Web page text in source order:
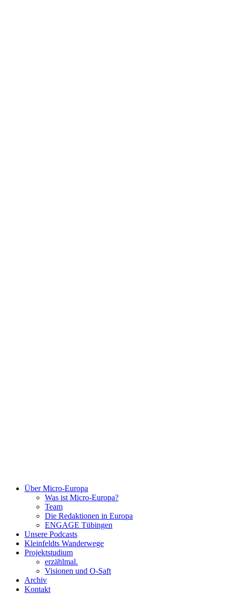
Über Micro-Europa
Was ist Micro-Europa?
Team
Die Redaktionen in Europa
ENGAGE Tübingen
Unsere Podcasts
Kleinfeldts Wanderwege
Projektstudium
erzählmal.
Visionen und O-Saft
Archiv
Kontakt